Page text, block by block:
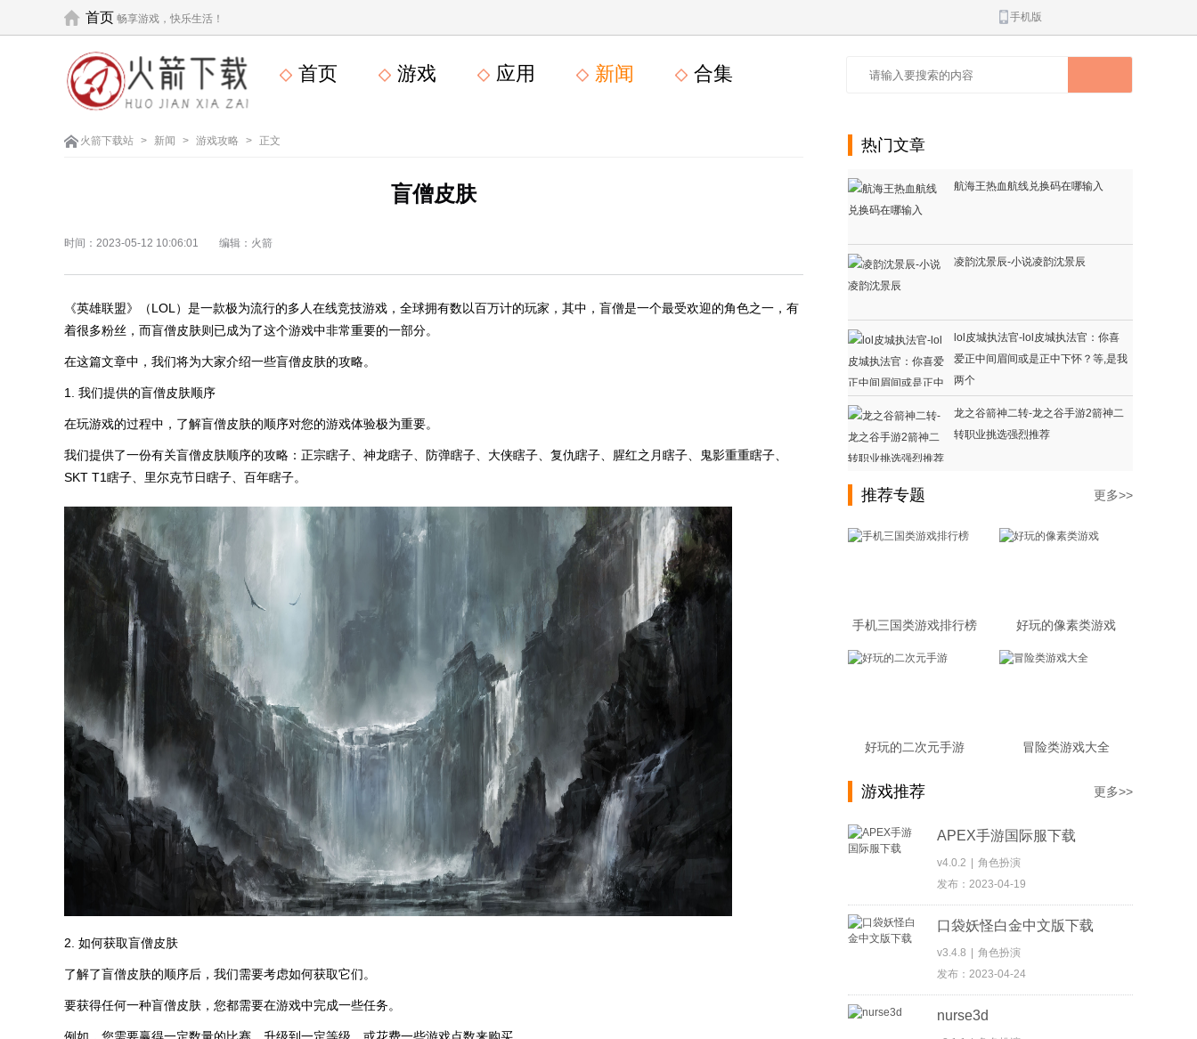
首页 畅享游戏，快乐生活！ 手机版
首页 游戏 应用 新闻 合集
火箭下载站 > 新闻 > 游戏攻略 > 正文
盲僧皮肤
时间：2023-05-12 10:06:01 编辑：火箭
《英雄联盟》（LOL）是一款极为流行的多人在线竞技游戏，全球拥有数以百万计的玩家，其中，盲僧是一个最受欢迎的角色之一，有
着很多粉丝，而盲僧皮肤则已成为了这个游戏中非常重要的一部分。
在这篇文章中，我们将为大家介绍一些盲僧皮肤的攻略。
1. 我们提供的盲僧皮肤顺序
在玩游戏的过程中，了解盲僧皮肤的顺序对您的游戏体验极为重要。
我们提供了一份有关盲僧皮肤顺序的攻略：正宗瞎子、神龙瞎子、防弹瞎子、大侠瞎子、复仇瞎子、腥红之月瞎子、鬼影重重瞎子、
SKT T1瞎子、里尔克节日瞎子、百年瞎子。
2. 如何获取盲僧皮肤
了解了盲僧皮肤的顺序后，我们需要考虑如何获取它们。
要获得任何一种盲僧皮肤，您都需要在游戏中完成一些任务。
热门文章
航海王热血航线兑换码在哪输入
凌韵沈景辰-小说凌韵沈景辰
lol皮城执法官-lol皮城执法官：你喜
爱正中间眉间或是正中下怀？等,是我
两个
龙之谷箭神二转-龙之谷手游2箭神二
转职业挑选强烈推荐
推荐专题 更多>>
手机三国类游戏排行榜 好玩的像素类游戏
好玩的二次元手游 冒险类游戏大全
游戏推荐 更多>>
APEX手游国际服下载
v4.0.2
角色扮演
发布：2023-04-19
口袋妖怪白金中文版下载
v3.4.8
角色扮演
发布：2023-04-24
nurse3d